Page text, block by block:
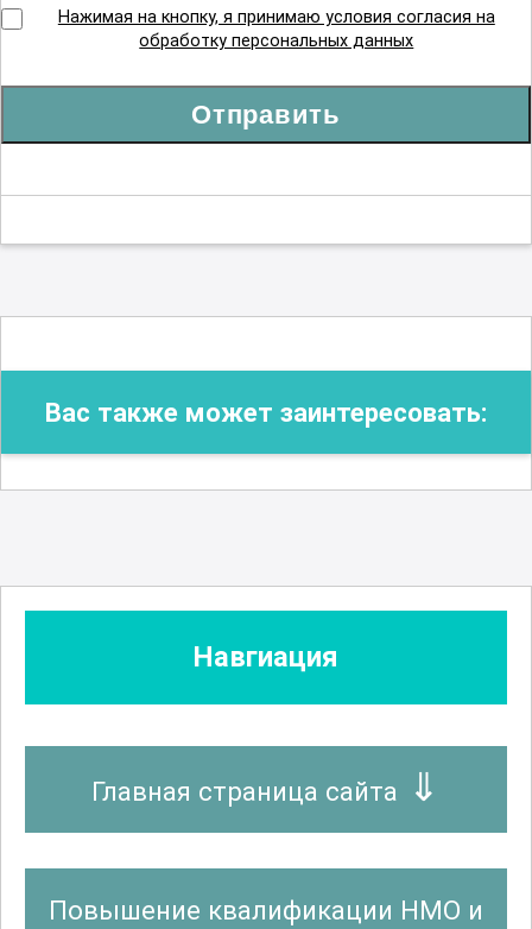
Нажимая на кнопку, я принимаю условия согласия на
обработку персональных данных
Отправить
Вас также может заинтересовать:
Навгиация
Главная страница сайта
Повышение квалификации НМО и